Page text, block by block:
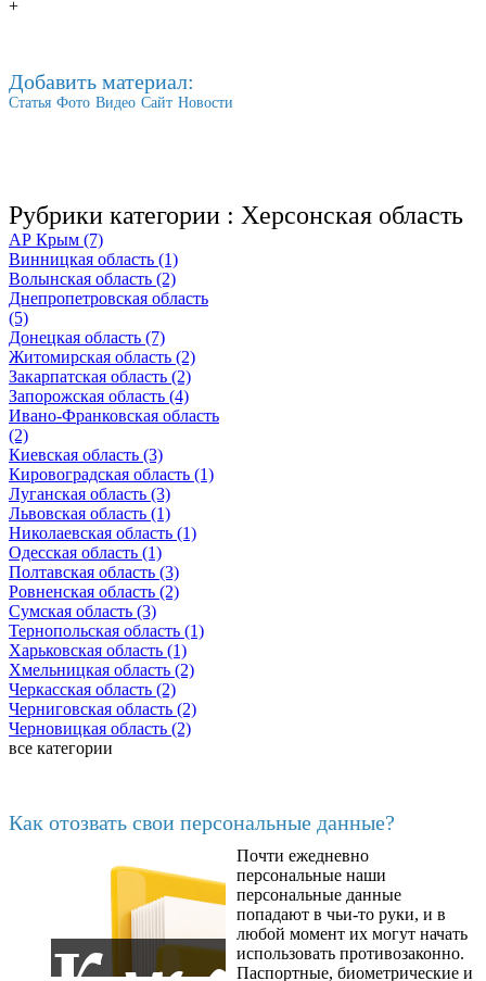
+
Добавить материал:
Статья Фото Видео Сайт Новости
Рубрики категории : Херсонская область
АР Крым (7)
Винницкая область (1)
Волынская область (2)
Днепропетровская область
(5)
Донецкая область (7)
Житомирская область (2)
Закарпатская область (2)
Запорожская область (4)
Ивано-Франковская область
(2)
Киевская область (3)
Кировоградская область (1)
Луганская область (3)
Львовская область (1)
Николаевская область (1)
Одесская область (1)
Полтавская область (3)
Ровненская область (2)
Сумская область (3)
Тернопольская область (1)
Харьковская область (1)
Хмельницкая область (2)
Черкасская область (2)
Черниговская область (2)
Черновицкая область (2)
все категории
Как отозвать свои персональные данные?
Почти ежедневно
персональные наши
персональные данные
попадают в чьи-то руки, и в
любой момент их могут начать
использовать противозаконно.
Паспортные, биометрические и